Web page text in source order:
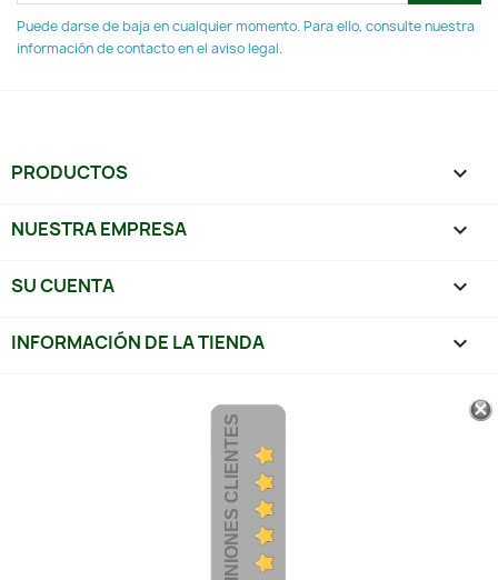
Puede darse de baja en cualquier momento. Para ello, consulte nuestra
información de contacto en el aviso legal.
PRODUCTOS 
NUESTRA EMPRESA 
SU CUENTA 
INFORMACIÓN DE LA TIENDA keyboard_arrow_down
OPINIONES CLIENTES